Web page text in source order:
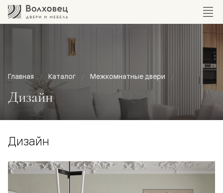
Главная Каталог Межкомнатные двери
Дизайн
Дизайн